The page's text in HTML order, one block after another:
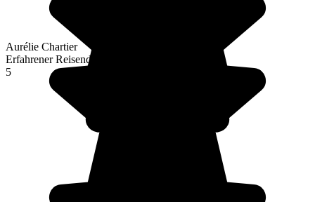
Aurélie Chartier
Erfahrener Reisender
5